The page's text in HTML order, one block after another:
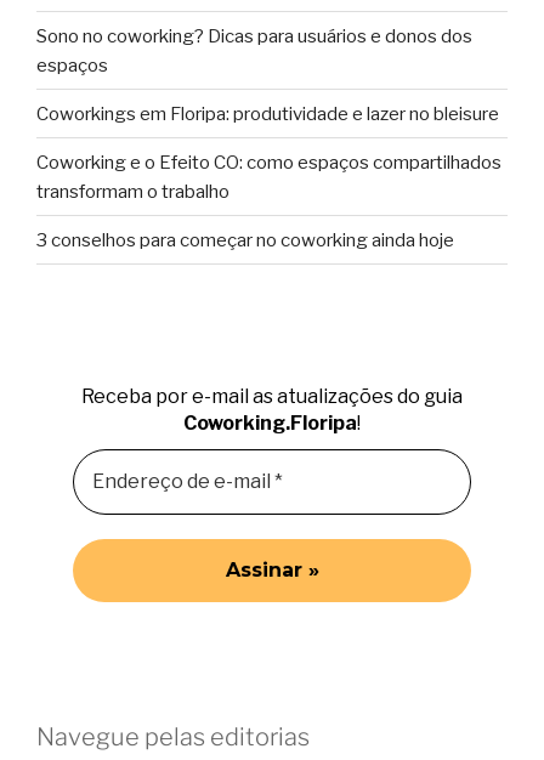
Sono no coworking? Dicas para usuários e donos dos
espaços
Coworkings em Floripa: produtividade e lazer no bleisure
Coworking e o Efeito CO: como espaços compartilhados
transformam o trabalho
3 conselhos para começar no coworking ainda hoje
Receba por e-mail as atualizações do guia
Coworking.Floripa!
Navegue pelas editorias